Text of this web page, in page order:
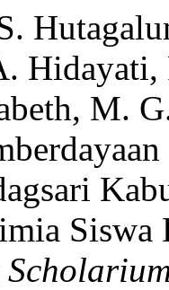
Hidayati,
M.
Siswa